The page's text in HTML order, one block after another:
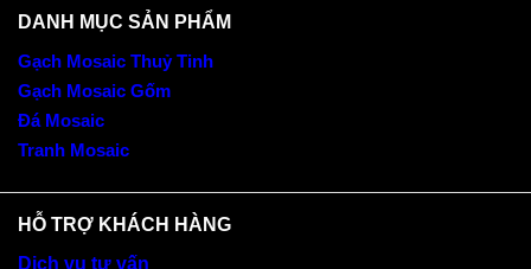
DANH MỤC SẢN PHẨM
Gạch Mosaic Thuỷ Tinh
Gạch Mosaic Gốm
Đá Mosaic
Tranh Mosaic
HỖ TRỢ KHÁCH HÀNG
Dịch vụ tư vấn